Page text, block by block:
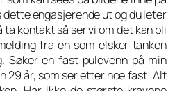
engasjerende ut og du leter
kontakt så ser vi om det kan bli
fra en som elsker tanken
Søker en fast pulevenn på min
29 år, som ser etter noe fast! Alt